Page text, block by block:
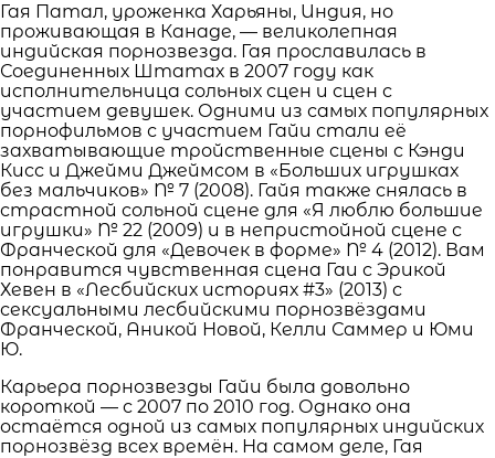
Гая Патал, уроженка Харьяны, Индия, но
проживающая в Канаде, — великолепная
индийская порнозвезда. Гая прославилась в
Соединенных Штатах в 2007 году как
исполнительница сольных сцен и сцен с
участием девушек. Одними из самых популярных
порнофильмов с участием Гайи стали её
захватывающие тройственные сцены с Кэнди
Кисс и Джейми Джеймсом в «Больших игрушках
без мальчиков» № 7 (2008). Гайя также снялась в
страстной сольной сцене для «Я люблю большие
игрушки» № 22 (2009) и в непристойной сцене с
Франческой для «Девочек в форме» № 4 (2012). Вам
понравится чувственная сцена Гаи с Эрикой
Хевен в «Лесбийских историях #3» (2013) с
сексуальными лесбийскими порнозвёздами
Франческой, Аникой Новой, Келли Саммер и Юми
Ю.
Карьера порнозвезды Гайи была довольно
короткой — с 2007 по 2010 год. Однако она
остаётся одной из самых популярных индийских
порнозвёзд всех времён. На самом деле, Гая